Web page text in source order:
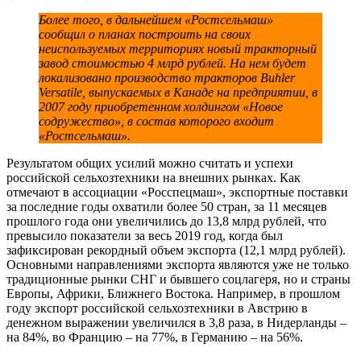
Более того, в дальнейшем «Ростсельмаш»
сообщил о планах построить на своих
неиспользуемых территориях новый тракторный
завод стоимостью 4 млрд рублей. На нем будет
локализовано производство тракторов Buhler
Versatile, выпускаемых в Канаде на предприятии, в
2007 году приобретенном холдингом «Новое
содружество», в состав которого входит
«Ростсельмаш».
Результатом общих усилий можно считать и успехи
российской сельхозтехники на внешних рынках. Как
отмечают в ассоциации «Росспецмаш», экспортные поставки
за последние годы охватили более 50 стран, за 11 месяцев
прошлого года они увеличились до 13,8 млрд рублей, что
превысило показатели за весь 2019 год, когда был
зафиксирован рекордный объем экспорта (12,1 млрд рублей).
Основными направлениями экспорта являются уже не только
традиционные рынки СНГ и бывшего соцлагеря, но и страны
Европы, Африки, Ближнего Востока. Например, в прошлом
году экспорт российской сельхозтехники в Австрию в
денежном выражении увеличился в 3,8 раза, в Нидерланды –
на 84%, во Францию – на 77%, в Германию – на 56%.